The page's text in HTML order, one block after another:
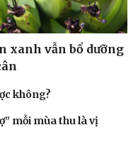
xanh vẫn bổ dưỡng
không?
mỗi mùa thu là vị